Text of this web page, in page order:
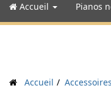
Accueil Pianos
Accueil Accessoires